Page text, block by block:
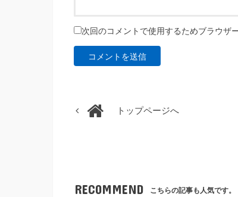
次回のコメントで使用するためブラウザ
トップページへ
RECOMMEND こちらの記事も人気です。